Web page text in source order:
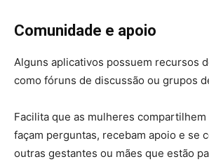
Comunidade e apoio
Alguns aplicativos possuem recursos
como fóruns de discussão ou grupos
Facilita que as mulheres
façam perguntas, recebam apoio e se
outras gestantes ou mães que estão